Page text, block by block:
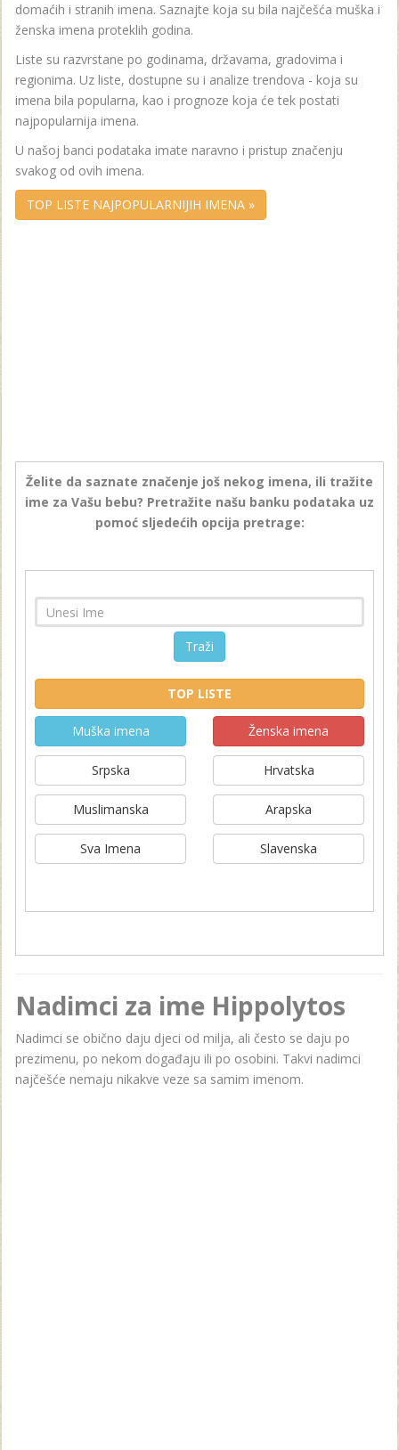
domaćih i stranih imena. Saznajte koja su bila najčešća muška i
ženska imena proteklih godina.
Liste su razvrstane po godinama, državama, gradovima i
regionima. Uz liste, dostupne su i analize trendova - koja su
imena bila popularna, kao i prognoze koja će tek postati
najpopularnija imena.
U našoj banci podataka imate naravno i pristup značenju
svakog od ovih imena.
TOP LISTE NAJPOPULARNIJIH IMENA »
Želite da saznate značenje još nekog imena, ili tražite
ime za Vašu bebu? Pretražite našu banku podataka uz
pomoć sljedećih opcija pretrage:
Traži
TOP LISTE
Muška imena Ženska imena
Srpska Hrvatska
Muslimanska Arapska
Sva Imena Slavenska
Nadimci za ime Hippolytos
Nadimci se obično daju djeci od milja, ali često se daju po
prezimenu, po nekom događaju ili po osobini. Takvi nadimci
najčešće nemaju nikakve veze sa samim imenom.